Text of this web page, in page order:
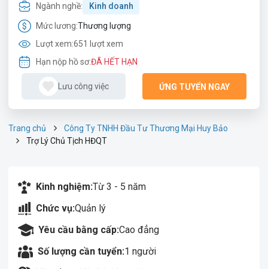
Ngành nghề: Kinh doanh
Mức lương:Thương lượng
Lượt xem:651 lượt xem
Hạn nộp hồ sơ:ĐÃ HẾT HẠN
Lưu công việc ỨNG TUYỂN NGAY
Trang chủ
Công Ty TNHH Đầu Tư Thương Mại Huy Bảo
Trợ Lý Chủ Tịch HĐQT
Kinh nghiệm:Từ 3 - 5 năm
Chức vụ:Quản lý
Yêu cầu bằng cấp:Cao đẳng
Số lượng cần tuyển:1 người